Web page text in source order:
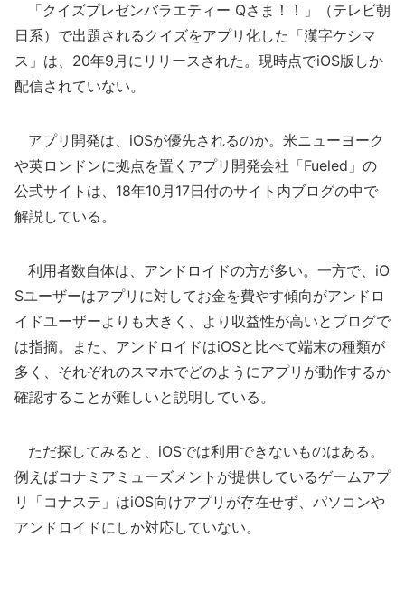
「クイズプレゼンバラエティー Qさま！！」（テレビ朝
日系）で出題されるクイズをアプリ化した「漢字ケシマ
ス」は、20年9月にリリースされた。現時点でiOS版しか
配信されていない。
アプリ開発は、iOSが優先されるのか。米ニューヨーク
や英ロンドンに拠点を置くアプリ開発会社「Fueled」の
公式サイトは、18年10月17日付のサイト内ブログの中で
解説している。
利用者数自体は、アンドロイドの方が多い。一方で、iO
Sユーザーはアプリに対してお金を費やす傾向がアンドロ
イドユーザーよりも大きく、より収益性が高いとブログで
は指摘。また、アンドロイドはiOSと比べて端末の種類が
多く、それぞれのスマホでどのようにアプリが動作するか
確認することが難しいと説明している。
ただ探してみると、iOSでは利用できないものはある。
例えばコナミアミューズメントが提供しているゲームアプ
リ「コナステ」はiOS向けアプリが存在せず、パソコンや
アンドロイドにしか対応していない。